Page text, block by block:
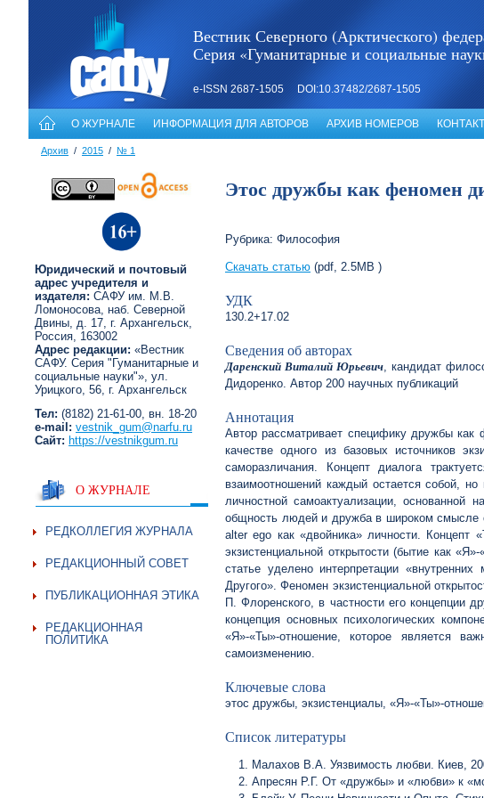
Вестник Северного (Арктического)
Серия «Гуманитарные и социальные
e-ISSN 2687-1505 DOI:10.37482/2687-1505
О ЖУРНАЛЕ ИНФОРМАЦИЯ ДЛЯ АВТОРОВ АРХИВ НОМЕРОВ
Архив / 2015 / № 1
Юридический и почтовый
адрес учредителя и
издателя: САФУ им. М.В.
Ломоносова, наб. Северной
Двины, д. 17, г. Архангельск,
Россия, 163002
Адрес редакции: «Вестник
САФУ. Серия "Гуманитарные и
социальные науки"», ул.
Урицкого, 56, г. Архангельск
Тел: (8182) 21-61-00, вн. 18-20
e-mail: vestnik_gum@narfu.ru
Сайт: https://vestnikgum.ru
О ЖУРНАЛЕ
РЕДКОЛЛЕГИЯ ЖУРНАЛА
РЕДАКЦИОННЫЙ СОВЕТ
ПУБЛИКАЦИОННАЯ ЭТИКА
РЕДАКЦИОННАЯ
ПОЛИТИКА
Этос дружбы как феномен
Рубрика: Философия
Скачать статью (pdf, 2.5MB )
УДК
130.2+17.02
Сведения об авторах
Даренский Виталий Юрьевич, кандидат
Дидоренко. Автор 200 научных публикаций
Аннотация
Автор рассматривает специфику дружбы как
качестве одного из базовых источников
саморазличания. Концепт диалога
взаимоотношений каждый остается собой,
личностной самоактуализации, основанной
общность людей и дружба в широком смысле
alter ego как «двойника» личности. Концепт
экзистенциальной открытости (бытие как
статье уделено интерпретации
Другого». Феномен экзистенциальной
П. Флоренского, в частности его концепции
концепция основных психологических
«Я»-«Ты»-отношение, которое является
самоизменению.
Ключевые слова
этос дружбы, экзистенциалы, «Я»-«Ты»-
Список литературы
Малахов В.А. Уязвимость любви. Киев,
Апресян Р.Г. От «дружбы» и «любви» к